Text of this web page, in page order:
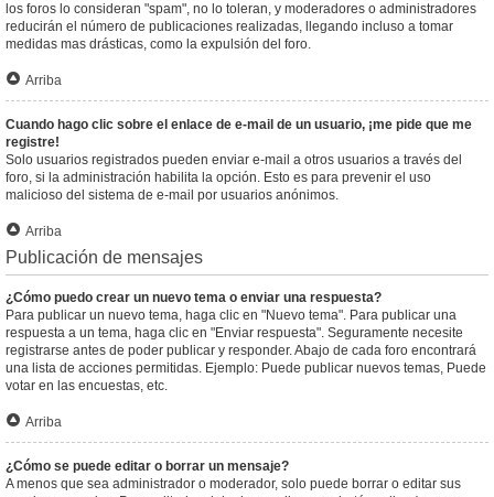
los foros lo consideran "spam", no lo toleran, y moderadores o administradores
reducirán el número de publicaciones realizadas, llegando incluso a tomar
medidas mas drásticas, como la expulsión del foro.
Arriba
Cuando hago clic sobre el enlace de e-mail de un usuario, ¡me pide que me
registre!
Solo usuarios registrados pueden enviar e-mail a otros usuarios a través del
foro, si la administración habilita la opción. Esto es para prevenir el uso
malicioso del sistema de e-mail por usuarios anónimos.
Arriba
Publicación de mensajes
¿Cómo puedo crear un nuevo tema o enviar una respuesta?
Para publicar un nuevo tema, haga clic en "Nuevo tema". Para publicar una
respuesta a un tema, haga clic en "Enviar respuesta". Seguramente necesite
registrarse antes de poder publicar y responder. Abajo de cada foro encontrará
una lista de acciones permitidas. Ejemplo: Puede publicar nuevos temas, Puede
votar en las encuestas, etc.
Arriba
¿Cómo se puede editar o borrar un mensaje?
A menos que sea administrador o moderador, solo puede borrar o editar sus